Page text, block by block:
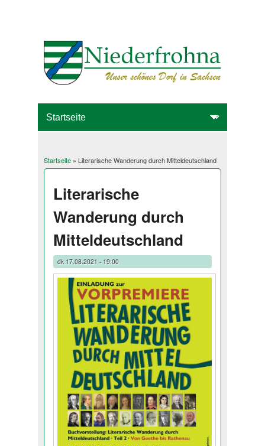
Sie sind hier
Startseite» Literarische Wanderung durch Mitteldeutschland
Literarische
Wanderung durch
Mitteldeutschland
dk17.08.2021 - 19:00